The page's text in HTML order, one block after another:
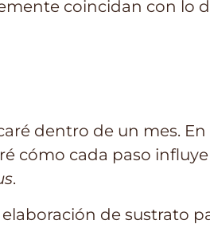
coincidan con lo
dentro de un mes.
cómo cada paso
.
de sustrato